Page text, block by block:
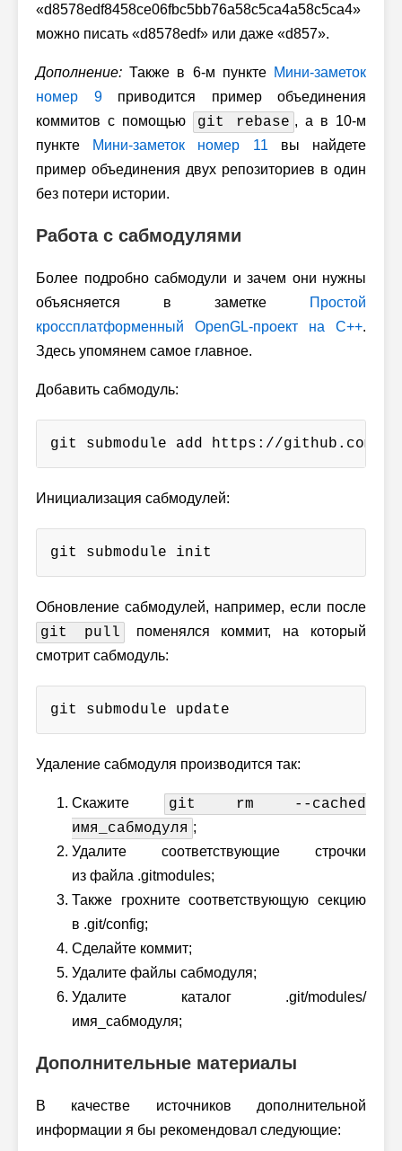
«d8578edf8458ce06fbc5bb76a58c5ca4a58c5ca4»
можно писать «d8578edf» или даже «d857».
Дополнение: Также в 6-м пункте Мини-заметок
номер 9приводится пример объединения
коммитов с помощью
git rebase , а в 10-м
пункте
Мини-заметок номер 11 вы найдете
пример объединения двух репозиториев в один
без потери истории.
Работа с сабмодулями
Более подробно сабмодули и зачем они нужны
объясняется в заметке
Простой
кроссплатформенный OpenGL-проект на C++.
Здесь упомянем самое главное.
Добавить сабмодуль:
git submodule add https://github.com/
Инициализация сабмодулей:
git submodule init
Обновление сабмодулей, например, если после
git pull
поменялся коммит, на который
смотрит сабмодуль:
git submodule update
Удаление сабмодуля производится так:
Скажите
git rm --cached
имя_сабмодуля ;
Удалите соответствующие строчки
из файла .gitmodules;
Также грохните соответствующую секцию
в .git/config;
Сделайте коммит;
Удалите файлы сабмодуля;
Удалите каталог .git/modules/
имя_сабмодуля;
Дополнительные материалы
В качестве источников дополнительной
информации я бы рекомендовал следующие: